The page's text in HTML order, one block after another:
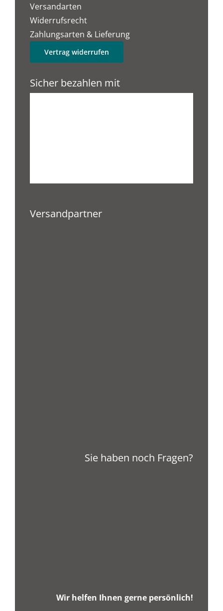
Versandarten
Widerrufsrecht
Zahlungsarten & Lieferung
Vertrag widerrufen
Sicher bezahlen mit
Versandpartner
Sie haben noch Fragen?
Wir helfen Ihnen gerne persönlich!